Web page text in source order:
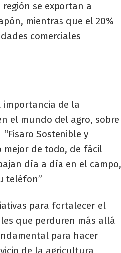
se exportan a
mientras que el 20%
comerciales
importancia de la
el mundo del agro, sobre
Sostenible y
mejor de todo, de fácil
día a día en el campo,
teléfon”
para fortalecer el
que perduren más allá
para hacer
de la agricultura